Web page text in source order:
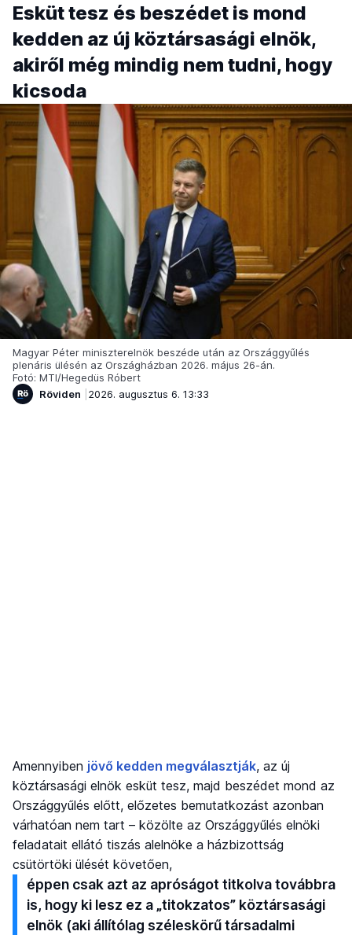
Esküt tesz és beszédet is mond
kedden az új köztársasági elnök,
akiről még mindig nem tudni, hogy
kicsoda
Magyar Péter miniszterelnök beszéde után az Országgyűlés
plenáris ülésén az Országházban 2026. május 26-án.
Fotó: MTI/Hegedüs Róbert
Röviden
2026. augusztus 6. 13:33
Amennyiben jövő kedden megválasztják, az új
köztársasági elnök esküt tesz, majd beszédet mond az
Országgyűlés előtt, előzetes bemutatkozást azonban
várhatóan nem tart – közölte az Országgyűlés elnöki
feladatait ellátó tiszás alelnöke a házbizottság
csütörtöki ülését követően,
éppen csak azt az apróságot titkolva továbbra
is, hogy ki lesz ez a „titokzatos” köztársasági
elnök (aki állítólag széleskörű társadalmi